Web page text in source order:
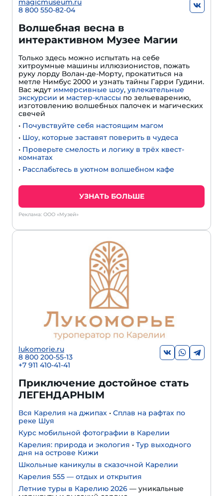
magicmuseum.ru
8 800 550-82-04
Волшебная весна в
интерактивном Музее Магии
Только здесь можно испытать на себе
хитроумные машины иллюзионистов, пожать
руку лорду Волан-де-Морту, прокатиться на
метле Нимбус 2000 и узнать тайны Гарри Гудини.
Вас ждут иммерсивные шоу, увлекательные
экскурсии и мастер-классы по зельеварению,
изготовлению волшебных палочек и магических
свечей
• Почувствуйте себя настоящим магом
• Шоу, которые заставят поверить в чудеса
• Проверьте смелость и логику в трёх квест-
комнатах
• Расслабьтесь в уютном волшебном кафе
УЗНАТЬ БОЛЬШЕ
Реклама: ООО «Музей»
lukomorie.ru
8 800 200-55-13
+7 911 410-41-41
Приключение достойное стать
ЛЕГЕНДАРНЫМ
Вся Карелия на джипах • Сплав на рафтах по
реке Шуя
Курс мобильной фотографии в Карелии
Карелия: природа и экология • Тур выходного
дня на острове Кижи
Школьные каникулы в сказочной Карелии
Карелия 555 — отдых и открытия
Летние туры в Карелию 2026 — уникальные